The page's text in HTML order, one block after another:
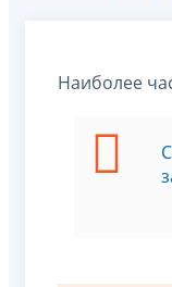
Наиболее